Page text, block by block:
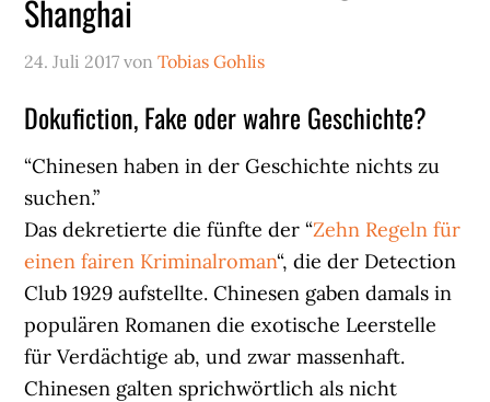
Shanghai
24. Juli 2017 vonTobias Gohlis
Dokufiction, Fake oder wahre Geschichte?
“Chinesen haben in der Geschichte nichts zu
suchen.”
Das dekretierte die fünfte der “Zehn Regeln für
einen fairen Kriminalroman“, die der Detection
Club 1929 aufstellte. Chinesen gaben damals in
populären Romanen die exotische Leerstelle
für Verdächtige ab, und zwar massenhaft.
Chinesen galten sprichwörtlich als nicht